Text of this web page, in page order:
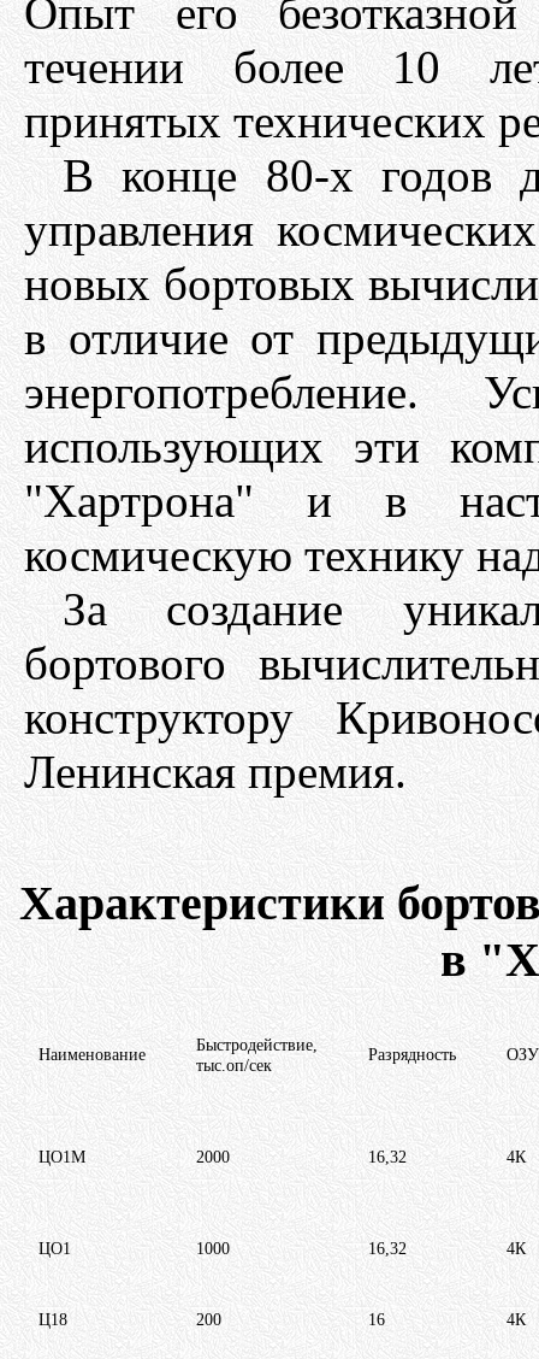
Опыт его
течении более 10
принятых технических
В конце 80-х годов
управления
новых бортовых
в отличие от
энергопотребление.
использующих эти
"Хартрона" и в
космическую технику
За создание
бортового
конструктору
Ленинская премия.
Характеристики
в
Наименование
Быстродействие,
тыс.оп/сек
Разрядность ОЗУ
ЦО1М 2000 16,32 4К
ЦО1 1000 16,32 4К
Ц18 200 16 4К